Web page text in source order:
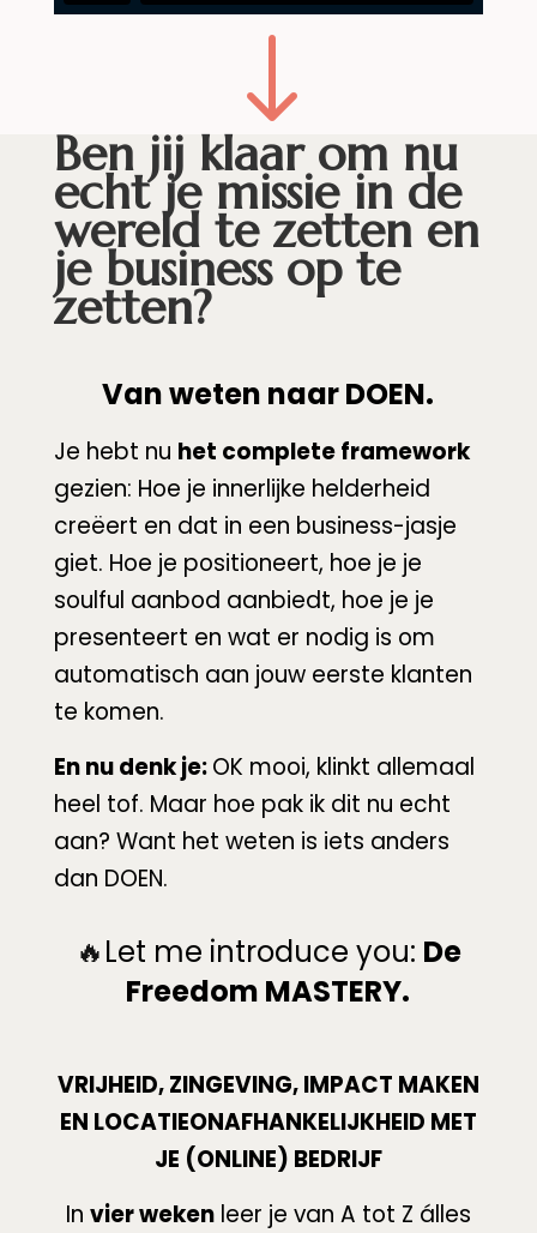
"
Ben jij klaar om nu
echt je missie in de
wereld te zetten en
je business op te
zetten?
Van weten naar DOEN.
Je hebt nu het complete framework
gezien: Hoe je innerlijke helderheid
creëert en dat in een business-jasje
giet. Hoe je positioneert, hoe je je
soulful aanbod aanbiedt, hoe je je
presenteert en wat er nodig is om
automatisch aan jouw eerste klanten
te komen.
En nu denk je:OK mooi, klinkt allemaal
heel tof. Maar hoe pak ik dit nu echt
aan? Want het weten is iets anders
dan DOEN.
🔥 Let me introduce you: De
Freedom MASTERY.
VRIJHEID, ZINGEVING, IMPACT MAKEN
EN LOCATIEONAFHANKELIJKHEID MET
JE (ONLINE) BEDRIJF
In vier wekenleer je van A tot Z álles